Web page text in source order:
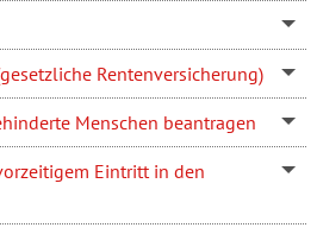
Rentenversicherung)
Menschen beantragen
Eintritt in den